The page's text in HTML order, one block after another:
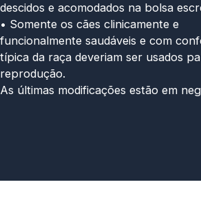
descidos e acomodados na bolsa
• Somente os cães clinicamente e
funcionalmente saudáveis e com
típica da raça deveriam ser usados
reprodução.
As últimas modificações estão em